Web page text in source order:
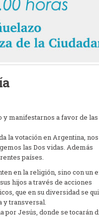
manifestarnos a favor de las
la votación en Argentina, nos
las Dos vidas. Además
países.
en la religión, sino con un
hijos a través de acciones
que en su diversidad se
y transversal.
por Jesús, donde se tocarán